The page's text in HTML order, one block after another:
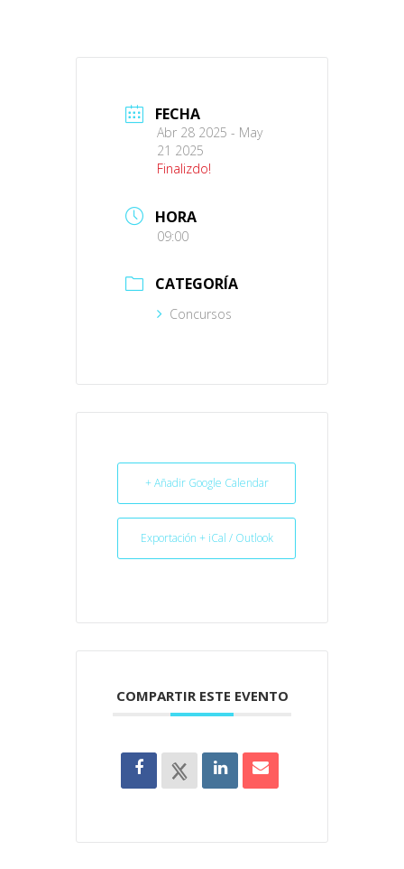
FECHA
Abr 28 2025 - May
21 2025
Finalizdo!
HORA
09:00
CATEGORÍA
Concursos
+ Añadir Google Calendar
Exportación + iCal / Outlook
COMPARTIR ESTE EVENTO